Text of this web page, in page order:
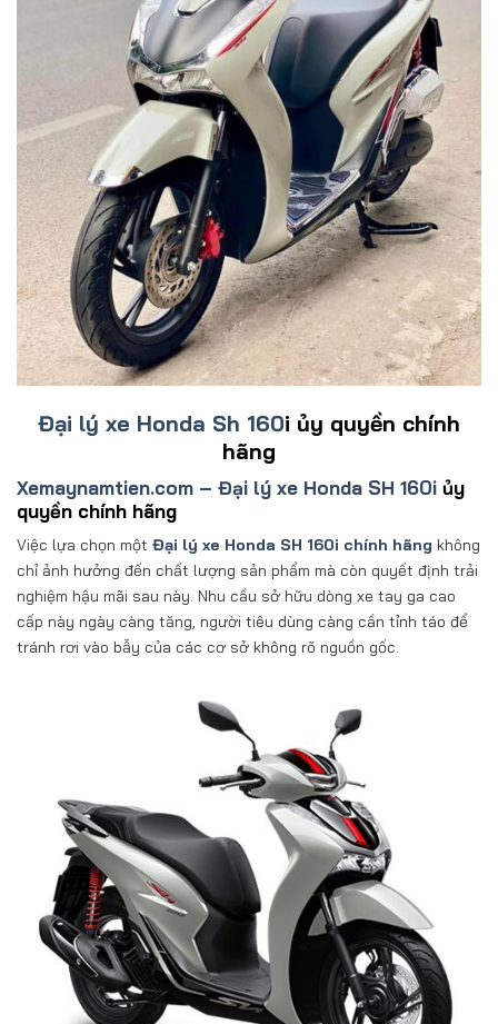
Đại lý xe Honda Sh 160i ủy quyền chính
hãng
Xemaynamtien.com – Đại lý xe Honda SH 160i ủy
quyền chính hãng
Việc lựa chọn một Đại lý xe Honda SH 160i chính hãng không
chỉ ảnh hưởng đến chất lượng sản phẩm mà còn quyết định trải
nghiệm hậu mãi sau này. Nhu cầu sở hữu dòng xe tay ga cao
cấp này ngày càng tăng, người tiêu dùng càng cần tỉnh táo để
tránh rơi vào bẫy của các cơ sở không rõ nguồn gốc.